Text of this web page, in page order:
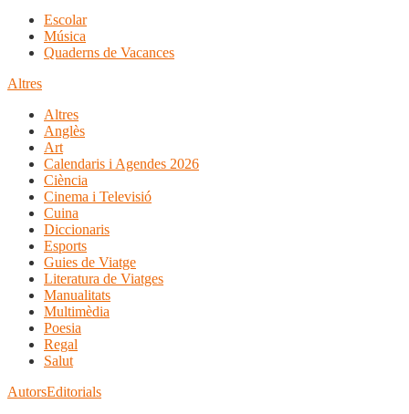
Escolar
Música
Quaderns de Vacances
Altres
Altres
Anglès
Art
Calendaris i Agendes 2026
Ciència
Cinema i Televisió
Cuina
Diccionaris
Esports
Guies de Viatge
Literatura de Viatges
Manualitats
Multimèdia
Poesia
Regal
Salut
AutorsEditorials